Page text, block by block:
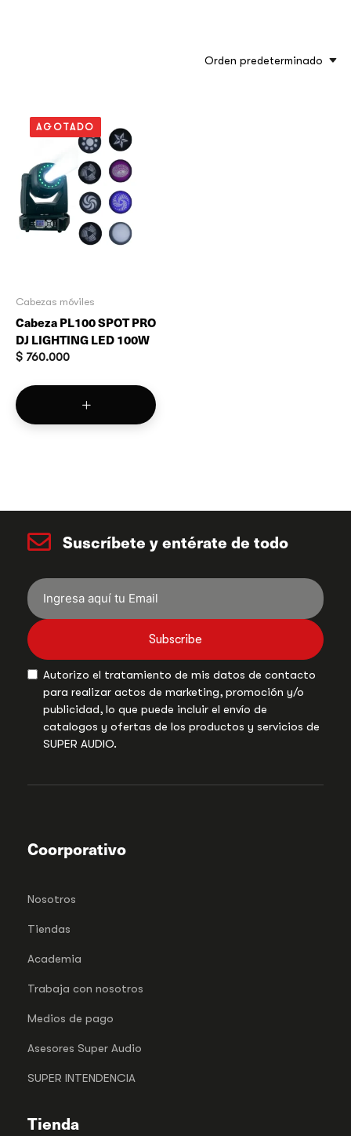
Orden predeterminado
AGOTADO
Cabezas móviles
Cabeza PL100 SPOT PRO
DJ LIGHTING LED 100W
$ 760.000
Suscríbete y entérate de todo
Subscribe
Autorizo el tratamiento de mis datos de contacto
para realizar actos de marketing, promoción y/o
publicidad, lo que puede incluir el envío de
catalogos y ofertas de los productos y servicios de
SUPER AUDIO.
Coorporativo
Nosotros
Tiendas
Academia
Trabaja con nosotros
Medios de pago
Asesores Super Audio
SUPER INTENDENCIA
Tienda